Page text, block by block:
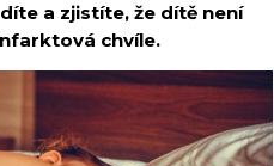
a zjistíte, že dítě není
chvíle.